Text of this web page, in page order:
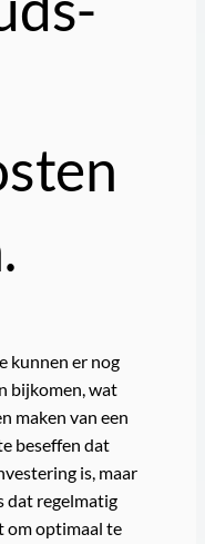
kunnen er nog
bijkomen, wat
maken van een
beseffen dat
is, maar
dat regelmatig
om optimaal te